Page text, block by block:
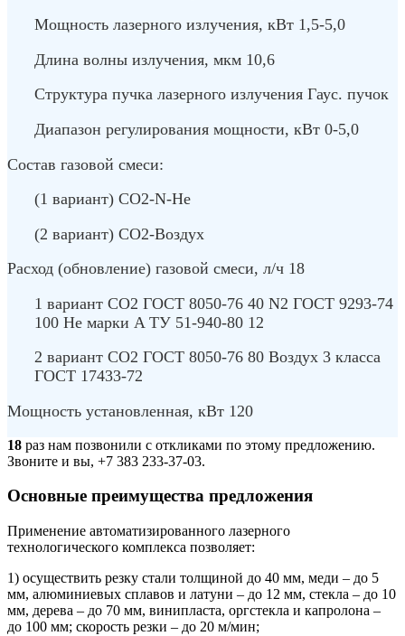
Мощность лазерного излучения, кВт 1,5-5,0
Длина волны излучения, мкм 10,6
Структура пучка лазерного излучения Гаус. пучок
Диапазон регулирования мощности, кВт 0-5,0
Состав газовой смеси:
(1 вариант) CO2-N-He
(2 вариант) CO2-Воздух
Расход (обновление) газовой смеси, л/ч 18
1 вариант CO2 ГОСТ 8050-76 40 N2 ГОСТ 9293-74
100 Не марки A ТУ 51-940-80 12
2 вариант CO2 ГОСТ 8050-76 80 Воздух 3 класса
ГОСТ 17433-72
Мощность установленная, кВт 120
18 раз нам позвонили с откликами по этому предложению.
Звоните и вы, +7 383 233-37-03.
Основные преимущества предложения
Применение автоматизированного лазерного
технологического комплекса позволяет:
1) осуществить резку стали толщиной до 40 мм, меди – до 5
мм, алюминиевых сплавов и латуни – до 12 мм, стекла – до 10
мм, дерева – до 70 мм, винипласта, оргстекла и капролона –
до 100 мм; скорость резки – до 20 м/мин;